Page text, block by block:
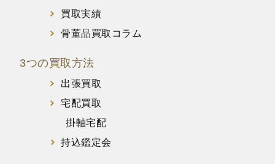
買取実績
骨董品買取コラム
3つの買取方法
出張買取
宅配買取
掛軸宅配
持込鑑定会